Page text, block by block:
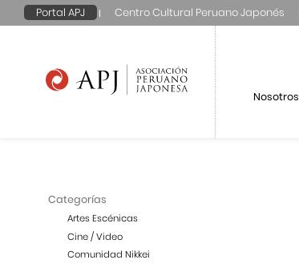
Portal APJ Centro Cultural Peruano Japonés
Nosotros
Categorías
Artes Escénicas
Cine / Video
Comunidad Nikkei